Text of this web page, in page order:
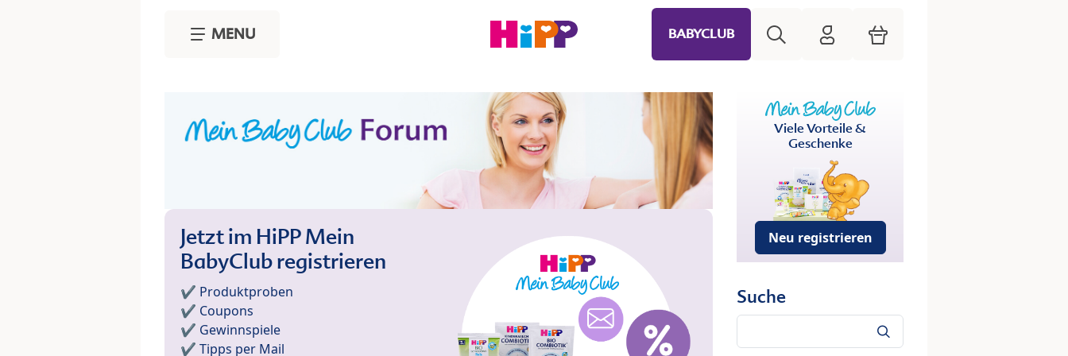
MENU BABYCLUB HiPP Mein Babyclub
Warenkorb
Jetzt im HiPP Mein
BabyClub registrieren
✔️ Produktproben
✔️ Coupons
✔️ Gewinnspiele
✔️ Tipps per Mail
Viele Vorteile &
Geschenke
Neu registrieren
Suche